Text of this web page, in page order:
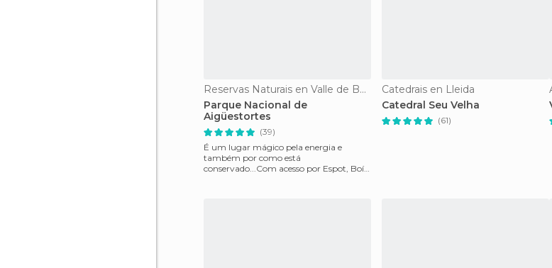
Reservas Naturais en Valle de Bohí
Parque Nacional de
Aigüestortes
(39)
É um lugar mágico pela energia e
também por como está
conservado...Com acesso por Espot, Boí
Catedrais en Lleida
Catedral Seu Velha
(61)